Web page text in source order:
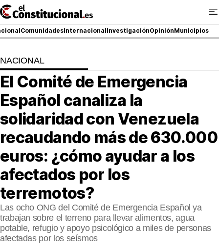
Ir
al
contenido
ComunidadesInternacionalInvestigaciónOpiniónMunicipios
NACIONAL
COMUNIDADES
ElConstitucional TV
MásQueTele
ElConstitucional +
MásQueEstilo
MásQuePartidos
MásQueSucesos
MásQueMercados
NACIONAL
El Comité de Emergencia
Español canaliza la
solidaridad con Venezuela
recaudando más de 630.000
euros: ¿cómo ayudar a los
afectados por los
terremotos?
Las ocho ONG del Comité de Emergencia Español ya
trabajan sobre el terreno para llevar alimentos, agua
potable, refugio y apoyo psicológico a miles de personas
afectadas por los seísmos